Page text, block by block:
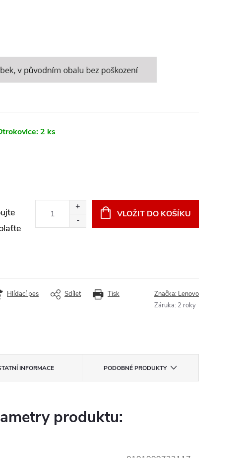
2 ks
VLOŽIT DO KOŠÍKU
Tisk
Hlídací pes Sdílet Značka: Lenovo
Záruka: 2 roky
INFORMACE PODOBNÉ PRODUKTY
produktu: